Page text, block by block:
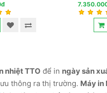
nhiệt TTO để in ngày sản
thông ra thị trường. Máy in